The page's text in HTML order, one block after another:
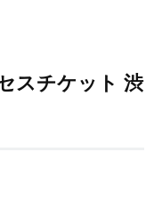
スチケット 渋